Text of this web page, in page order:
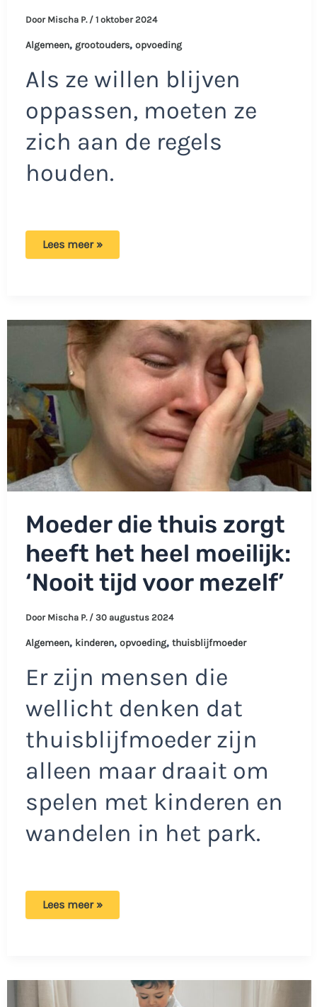
Door Mischa P. / 1 oktober 2024
Algemeen, grootouders, opvoeding
Als ze willen blijven
oppassen, moeten ze
zich aan de regels
houden.
Jeroen
ze
zoontje
McDonald’s
meenemen:
‘Bij
een
principe’
Lees meer »
Moeder die thuis zorgt
heeft het heel moeilijk:
‘Nooit tijd voor mezelf’
Door Mischa P. / 30 augustus 2024
Algemeen, kinderen, opvoeding, thuisblijfmoeder
Er zijn mensen die
wellicht denken dat
thuisblijfmoeder zijn
alleen maar draait om
spelen met kinderen en
wandelen in het park.
Moeder
moeilijk:
Lees meer »